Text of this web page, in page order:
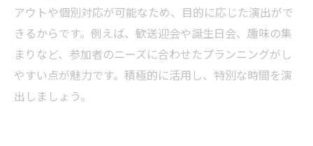
アウトや個別対応が可能なため、目的に応じた演出がで
きるからです。例えば、歓送迎会や誕生日会、趣味の集
まりなど、参加者のニーズに合わせたプランニングがし
やすい点が魅力です。積極的に活用し、特別な時間を演
出しましょう。